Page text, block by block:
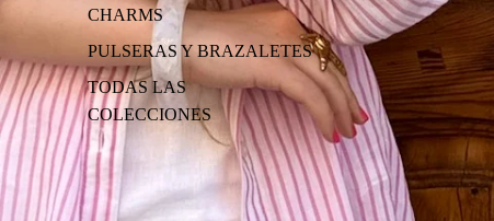
CHARMS
PULSERAS Y BRAZALETES
TODAS LAS
COLECCIONES